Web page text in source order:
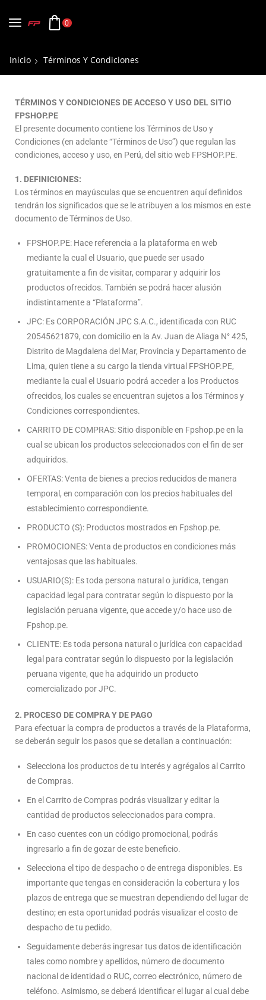
0
Inicio Términos Y Condiciones
TÉRMINOS Y CONDICIONES DE ACCESO Y USO DEL SITIO
FPSHOP.PE
El presente documento contiene los Términos de Uso y
Condiciones (en adelante “Términos de Uso”) que regulan las
condiciones, acceso y uso, en Perú, del sitio web FPSHOP.PE.
1. DEFINICIONES:
Los términos en mayúsculas que se encuentren aquí definidos
tendrán los significados que se le atribuyen a los mismos en este
documento de Términos de Uso.
FPSHOP.PE: Hace referencia a la plataforma en web
mediante la cual el Usuario, que puede ser usado
gratuitamente a fin de visitar, comparar y adquirir los
productos ofrecidos. También se podrá hacer alusión
indistintamente a “Plataforma”.
JPC: Es CORPORACIÓN JPC S.A.C., identificada con RUC
20545621879, con domicilio en la Av. Juan de Aliaga N° 425,
Distrito de Magdalena del Mar, Provincia y Departamento de
Lima, quien tiene a su cargo la tienda virtual FPSHOP.PE,
mediante la cual el Usuario podrá acceder a los Productos
ofrecidos, los cuales se encuentran sujetos a los Términos y
Condiciones correspondientes.
CARRITO DE COMPRAS: Sitio disponible en Fpshop.pe en la
cual se ubican los productos seleccionados con el fin de ser
adquiridos.
OFERTAS: Venta de bienes a precios reducidos de manera
temporal, en comparación con los precios habituales del
establecimiento correspondiente.
PRODUCTO (S): Productos mostrados en Fpshop.pe.
PROMOCIONES: Venta de productos en condiciones más
ventajosas que las habituales.
USUARIO(S): Es toda persona natural o jurídica, tengan
capacidad legal para contratar según lo dispuesto por la
legislación peruana vigente, que accede y/o hace uso de
Fpshop.pe.
CLIENTE: Es toda persona natural o jurídica con capacidad
legal para contratar según lo dispuesto por la legislación
peruana vigente, que ha adquirido un producto
comercializado por JPC.
2. PROCESO DE COMPRA Y DE PAGO
Para efectuar la compra de productos a través de la Plataforma,
se deberán seguir los pasos que se detallan a continuación:
Selecciona los productos de tu interés y agrégalos al Carrito
de Compras.
En el Carrito de Compras podrás visualizar y editar la
cantidad de productos seleccionados para compra.
En caso cuentes con un código promocional, podrás
ingresarlo a fin de gozar de este beneficio.
Selecciona el tipo de despacho o de entrega disponibles. Es
importante que tengas en consideración la cobertura y los
plazos de entrega que se muestran dependiendo del lugar de
destino; en esta oportunidad podrás visualizar el costo de
despacho de tu pedido.
Seguidamente deberás ingresar tus datos de identificación
tales como nombre y apellidos, número de documento
nacional de identidad o RUC, correo electrónico, número de
teléfono. Asimismo, se deberá identificar el lugar al cual debe